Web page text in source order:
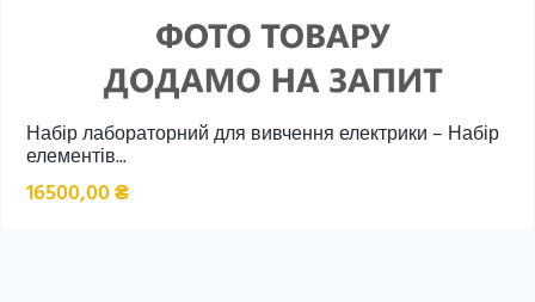
Набір лабораторний для вивчення електрики – Набір
елементів...
16500,00₴